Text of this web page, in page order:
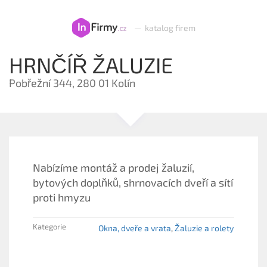
— katalog firem
HRNČÍŘ ŽALUZIE
Pobřežní 344, 280 01 Kolín
Nabízíme montáž a prodej žaluzií,
bytových doplňků, shrnovacích dveří a sítí
proti hmyzu
Kategorie Okna, dveře a vrata Žaluzie a rolety